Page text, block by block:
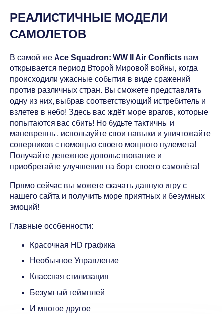
РЕАЛИСТИЧНЫЕ МОДЕЛИ
САМОЛЕТОВ
В самой же Ace Squadron: WW II Air Conflicts вам
открывается период Второй Мировой войны, когда
происходили ужасные события в виде сражений
против различных стран. Вы сможете представлять
одну из них, выбрав соответствующий истребитель и
взлетев в небо! Здесь вас ждёт море врагов, которые
попытаются вас сбить! Но будьте тактичны и
маневренны, используйте свои навыки и уничтожайте
соперников с помощью своего мощного пулемета!
Получайте денежное довольствование и
приобретайте улучшения на борт своего самолёта!
Прямо сейчас вы можете скачать данную игру с
нашего сайта и получить море приятных и безумных
эмоций!
Главные особенности:
Красочная HD графика
Необычное Управление
Классная стилизация
Безумный геймплей
И многое другое